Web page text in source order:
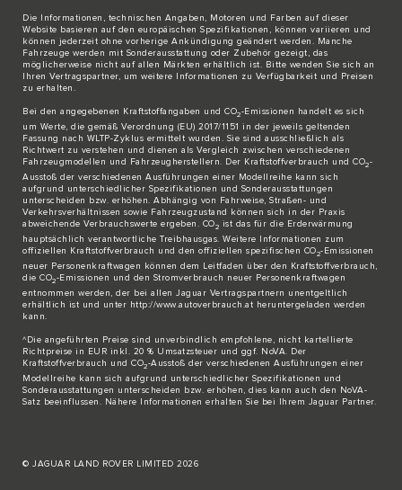
Die Informationen, technischen Angaben, Motoren und Farben auf dieser
Website basieren auf den europäischen Spezifikationen, können variieren und
können jederzeit ohne vorherige Ankündigung geändert werden. Manche
Fahrzeuge werden mit Sonderausstattung oder Zubehör gezeigt, das
möglicherweise nicht auf allen Märkten erhältlich ist. Bitte wenden Sie sich an
Ihren Vertragspartner, um weitere Informationen zu Verfügbarkeit und Preisen
zu erhalten.
Bei den angegebenen Kraftstoffangaben und CO2-Emissionen handelt es sich
um Werte, die gemäß Verordnung (EU) 2017/1151 in der jeweils geltenden
Fassung nach WLTP-Zyklus ermittelt wurden. Sie sind ausschließlich als
Richtwert zu verstehen und dienen als Vergleich zwischen verschiedenen
Fahrzeugmodellen und Fahrzeugherstellern. Der Kraftstoffverbrauch und CO2-
Ausstoß der verschiedenen Ausführungen einer Modellreihe kann sich
aufgrund unterschiedlicher Spezifikationen und Sonderausstattungen
unterscheiden bzw. erhöhen. Abhängig von Fahrweise, Straßen- und
Verkehrsverhältnissen sowie Fahrzeugzustand können sich in der Praxis
abweichende Verbrauchswerte ergeben. CO2 ist das für die Erderwärmung
hauptsächlich verantwortliche Treibhausgas. Weitere Informationen zum
offiziellen Kraftstoffverbrauch und den offiziellen spezifischen CO2-Emissionen
neuer Personenkraftwagen können dem Leitfaden über den Kraftstoffverbrauch,
die CO2-Emissionen und den Stromverbrauch neuer Personenkraftwagen
entnommen werden, der bei allen Jaguar Vertragspartnern unentgeltlich
erhältlich ist und unter http://www.autoverbrauch.at heruntergeladen werden
kann.
^Die angeführten Preise sind unverbindlich empfohlene, nicht kartellierte
Richtpreise in EUR inkl. 20 % Umsatzsteuer und ggf. NoVA. Der
Kraftstoffverbrauch und CO2-Ausstoß der verschiedenen Ausführungen einer
Modellreihe kann sich aufgrund unterschiedlicher Spezifikationen und
Sonderausstattungen unterscheiden bzw. erhöhen, dies kann auch den NoVA-
Satz beeinflussen. Nähere Informationen erhalten Sie bei Ihrem Jaguar Partner.
© JAGUAR LAND ROVER LIMITED 2026